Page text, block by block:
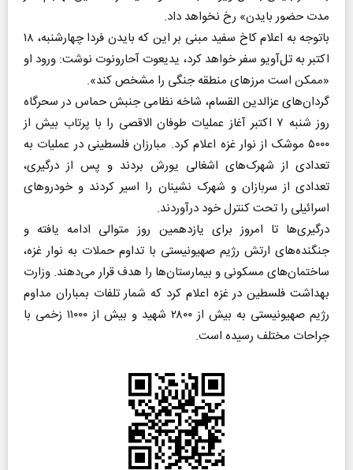
مدت حضور بایدن» رخ نخواهد داد.
باتوجه به اعلام کاخ سفید مبنی بر این که بایدن فردا چهارشنبه، ۱۸
اکتبر به تل‌آویو سفر خواهد کرد، یدیعوت آحارونوت نوشت: ورود او
«ممکن است مرز‌های منطقه جنگی را مشخص کند».
گردان‌های عزالدین القسام، شاخه نظامی جنبش حماس در سحرگاه
روز شنبه ۷ اکتبر آغاز عملیات طوفان الاقصی را با پرتاب بیش از
۵۰۰۰ موشک از نوار غزه اعلام کرد. مبارزان فلسطینی در عملیات به
تعدادی از شهرک‌های اشغالی یورش بردند و پس از درگیری،
تعدادی از سربازان و شهرک نشینان را اسیر کردند و خودرو‌های
اسرائیلی را تحت کنترل خود درآوردند.
درگیری‌ها تا امروز برای یازدهمین روز متوالی ادامه یافته و
جنگنده‌های ارتش رژیم صهیونیستی با تداوم حملات به نوار غزه،
ساختمان‌های مسکونی و بیمارستان‌ها را هدف قرار می‌دهند. وزارت
بهداشت فلسطین در غزه اعلام کرد که شمار تلفات بمباران مداوم
رژیم صهیونیستی به بیش از ۲۸۰۰ شهید و بیش از ۱۱۰۰۰ زخمی با
جراحات مختلف رسیده است.